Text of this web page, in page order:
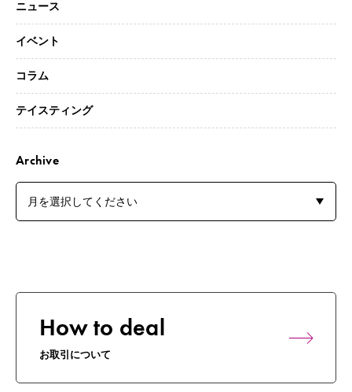
ニュース
イベント
コラム
テイスティング
Archive
How to deal
お取引について